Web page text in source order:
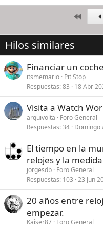
Hilos similares
Financiar un
itsmemario Pit Stop
Respuestas 83 18 Abr
Visita a Watch
arquivolta
Foro General
Respuestas 34 Domingo
El tiempo en la
relojes y la
jorgesdb Foro General
Respuestas 103 23 Jun
20 años entre
empezar.
Kaiser87 Foro General